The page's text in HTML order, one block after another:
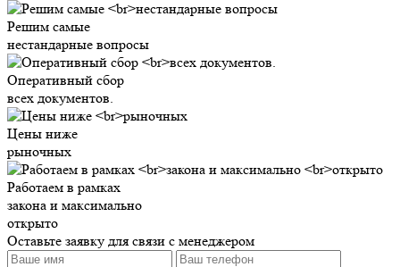
Решим самые
нестандарные вопросы
Оперативный сбор
всех документов.
Цены ниже
рыночных
Работаем в рамках
закона и максимально
открыто
Оставьте заявку для связи с менеджером